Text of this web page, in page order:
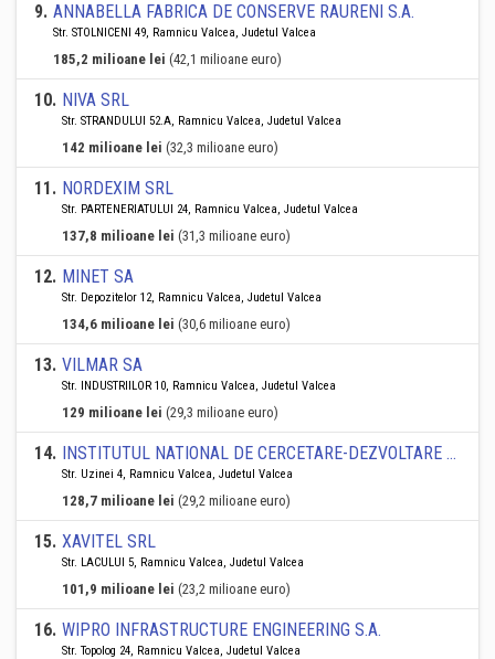
9. ANNABELLA FABRICA DE CONSERVE RAURENI S.A.
Str. STOLNICENI 49, Ramnicu Valcea, Judetul Valcea
185,2 milioane lei (42,1 milioane euro)
10. NIVA SRL
Str. STRANDULUI 52.A, Ramnicu Valcea, Judetul Valcea
142 milioane lei (32,3 milioane euro)
11. NORDEXIM SRL
Str. PARTENERIATULUI 24, Ramnicu Valcea, Judetul Valcea
137,8 milioane lei (31,3 milioane euro)
12. MINET SA
Str. Depozitelor 12, Ramnicu Valcea, Judetul Valcea
134,6 milioane lei (30,6 milioane euro)
13. VILMAR SA
Str. INDUSTRIILOR 10, Ramnicu Valcea, Judetul Valcea
129 milioane lei (29,3 milioane euro)
14. INSTITUTUL NATIONAL DE CERCETARE-DEZVOLTARE PENTRU TEHNOLOGII CRIOGENICE SI IZOTOPICE - I.C.S.I. RAMNICU VALCEA
Str. Uzinei 4, Ramnicu Valcea, Judetul Valcea
128,7 milioane lei (29,2 milioane euro)
15. XAVITEL SRL
Str. LACULUI 5, Ramnicu Valcea, Judetul Valcea
101,9 milioane lei (23,2 milioane euro)
16. WIPRO INFRASTRUCTURE ENGINEERING S.A.
Str. Topolog 24, Ramnicu Valcea, Judetul Valcea